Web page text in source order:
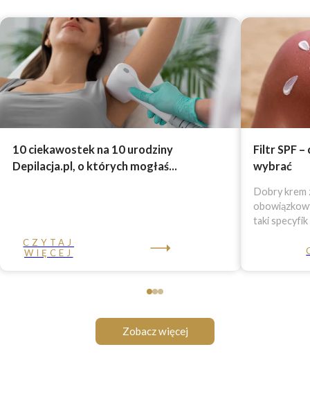
10 ciekawostek na 10 urodziny
Depilacja.pl, o których mogłaś...
CZYTAJ
WIĘCEJ
Filtr SPF
wybrać
Dobry krem
taki specyfik
Zobacz więcej